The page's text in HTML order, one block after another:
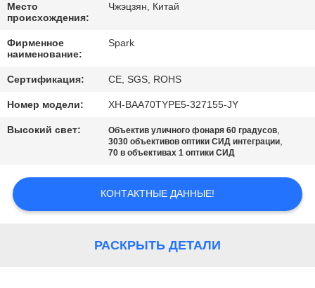
СВЯЖИТЕСЬ
С
НАМИ
НОВОСТИ
ЗАПРОСИТЕ
Место
происхождения:
Чжэцзян, Китай
Фирменное
наименование:
Spark
Сертификация: CE, SGS, ROHS
Номер модели: XH-BAA70TYPE5-327155-JY
Высокий свет: Объектив уличного фонаря 60 градусов,
3030 объективов оптики СИД интеграции,
70 в объективах 1 оптики СИД
КОНТАКТНЫЕ ДАННЫЕ!
РАСКРЫТЬ ДЕТАЛИ